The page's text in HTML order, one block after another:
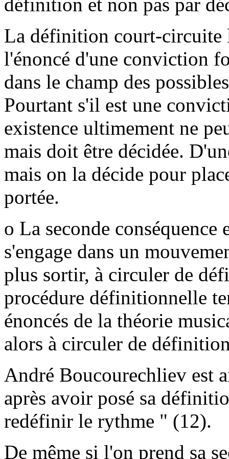
La définition court-circuite
l'énoncé d'une conviction
dans le champ des
Pourtant s'il est une
existence ultimement ne
mais doit être décidée.
mais on la décide pour
portée.
o La seconde
s'engage dans un
plus sortir, à circuler de
procédure définitionnelle
énoncés de la théorie
alors à circuler de
André Boucourechliev est
après avoir posé sa
redéfinir le rythme " (12).
De même si l'on prend sa